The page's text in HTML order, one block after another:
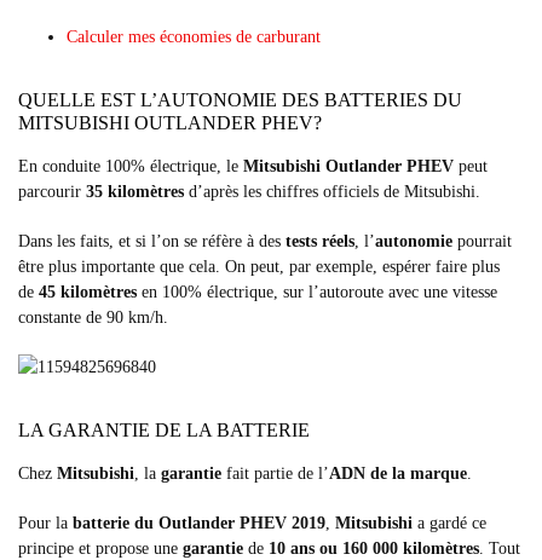
Calculer mes économies de carburant
QUELLE EST L’AUTONOMIE DES BATTERIES DU
MITSUBISHI OUTLANDER PHEV?
En conduite 100% électrique, le Mitsubishi Outlander PHEV peut
parcourir 35 kilomètres d’après les chiffres officiels de Mitsubishi.
Dans les faits, et si l’on se réfère à des tests réels, l’autonomie pourrait
être plus importante que cela. On peut, par exemple, espérer faire plus
de 45 kilomètres en 100% électrique, sur l’autoroute avec une vitesse
constante de 90 km/h.
LA GARANTIE DE LA BATTERIE
Chez Mitsubishi, la garantie fait partie de l’ADN de la marque.
Pour la batterie du Outlander PHEV 2019, Mitsubishi a gardé ce
principe et propose une garantie de 10 ans ou 160 000 kilomètres. Tout